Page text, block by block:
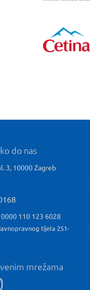
do nas
3, 10000 Zagreb
110 123 6028
tijela 251-
mrežama